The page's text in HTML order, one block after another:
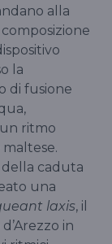
alla
la
di fusione
ritmo
caduta
una
laxis, il
in